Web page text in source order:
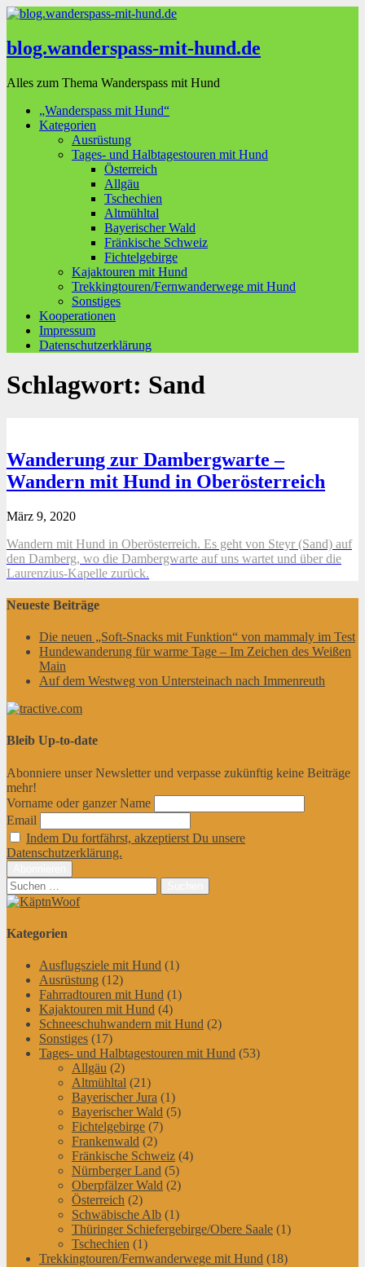
blog.wanderspass-mit-hund.de
Alles zum Thema Wanderspass mit Hund
„Wanderspass mit Hund“
Kategorien
Ausrüstung
Tages- und Halbtagestouren mit Hund
Österreich
Allgäu
Tschechien
Altmühltal
Bayerischer Wald
Fränkische Schweiz
Fichtelgebirge
Kajaktouren mit Hund
Trekkingtouren/Fernwanderwege mit Hund
Sonstiges
Kooperationen
Impressum
Datenschutzerklärung
Schlagwort: Sand
Wanderung zur Dambergwarte –
Wandern mit Hund in Oberösterreich
März 9, 2020
Wandern mit Hund in Oberösterreich. Es geht von Steyr (Sand) auf
den Damberg, wo die Dambergwarte auf uns wartet und über die
Laurenzius-Kapelle zurück.
Neueste Beiträge
Die neuen „Soft-Snacks mit Funktion“ von mammaly im Test
Hundewanderung für warme Tage – Im Zeichen des Weißen
Main
Auf dem Westweg von Untersteinach nach Immenreuth
Bleib Up-to-date
Abonniere unser Newsletter und verpasse zukünftig keine Beiträge
mehr!
Vorname oder ganzer Name
Email
Indem Du fortfährst, akzeptierst Du unsere
Datenschutzerklärung.
Suchen
nach:
Kategorien
Ausflugsziele mit Hund (1)
Ausrüstung (12)
Fahrradtouren mit Hund (1)
Kajaktouren mit Hund (4)
Schneeschuhwandern mit Hund (2)
Sonstiges (17)
Tages- und Halbtagestouren mit Hund (53)
Allgäu (2)
Altmühltal (21)
Bayerischer Jura (1)
Bayerischer Wald (5)
Fichtelgebirge (7)
Frankenwald (2)
Fränkische Schweiz (4)
Nürnberger Land (5)
Oberpfälzer Wald (2)
Österreich (2)
Schwäbische Alb (1)
Thüringer Schiefergebirge/Obere Saale (1)
Tschechien (1)
Trekkingtouren/Fernwanderwege mit Hund (18)